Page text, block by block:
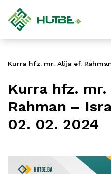
Kurra hfz. mr. Alija ef. Rahman
Kurra hfz. mr.
Rahman –
02. 02. 2024